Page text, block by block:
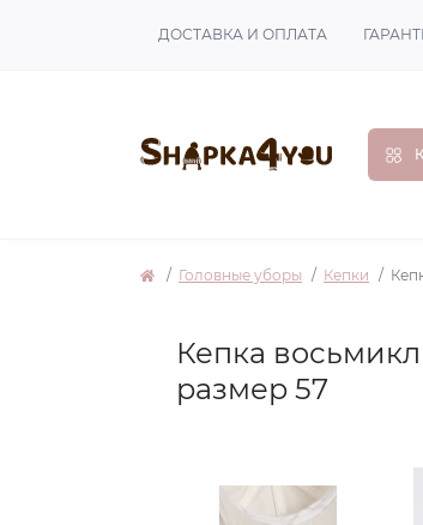
ДОСТАВКА И ОПЛАТА
Головные уборы Кепки
Кепка
размер 57